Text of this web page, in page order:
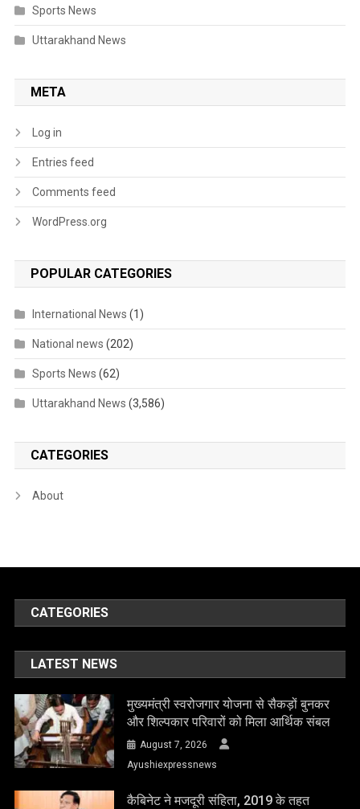
Sports News
Uttarakhand News
META
Log in
Entries feed
Comments feed
WordPress.org
POPULAR CATEGORIES
International News (1)
National news (202)
Sports News (62)
Uttarakhand News (3,586)
CATEGORIES
About
CATEGORIES
LATEST NEWS
मुख्यमंत्री स्वरोजगार योजना से सैकड़ों बुनकर
और शिल्पकार परिवारों को मिला आर्थिक संबल
August 7, 2026
Ayushiexpressnews
कैबिनेट ने मजदूरी संहिता, 2019 के तहत